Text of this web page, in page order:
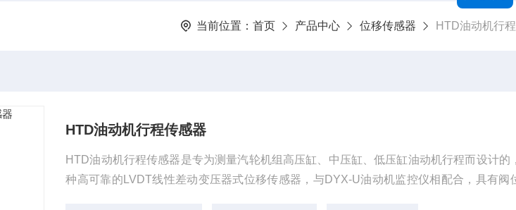
当前位置： 首页 产品中心 位移传感器 HTD油动机行
HTD油动机行程传感器
HTD油动机行程传感器是专为测量汽轮机组高压缸、中压缸、低压缸油动机行程而设计的
种高可靠的LVDT线性差动变压器式位移传感器，与DYX-U油动机监控仪相配合，具有阀